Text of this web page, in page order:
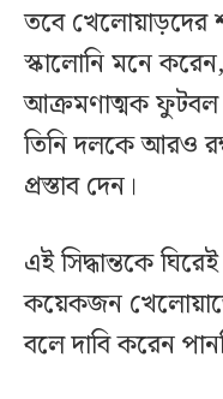
তবে খেলোয়াড়দের
স্কালোনি মনে
আক্রমণাত্মক ফুটবল
তিনি দলকে আরও
প্রস্তাব দেন।
এই সিদ্ধান্তকে
কয়েকজন
বলে দাবি করেন